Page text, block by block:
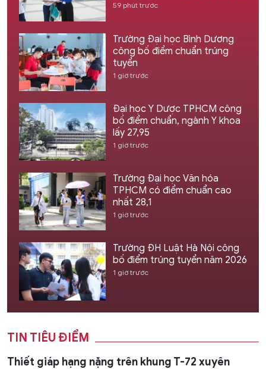
59 phút trước
Trường Đại học Bình Dương
công bố điểm chuẩn trúng
tuyển
1 giờ trước
Đại học Y Dược TPHCM công
bố điểm chuẩn, ngành Y khoa
lấy 27,95
1 giờ trước
Trường Đại học Văn hóa
TPHCM có điểm chuẩn cao
nhất 28,1
1 giờ trước
Trường ĐH Luật Hà Nội công
bố điểm trúng tuyển năm 2026
1 giờ trước
TIN TIÊU ĐIỂM
Thiết giáp hạng nặng trên khung T-72 xuyên